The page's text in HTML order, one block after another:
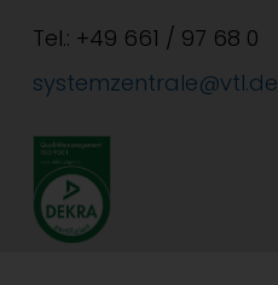
Tel.: +49 661 / 97 68 0
systemzentrale@vtl.de